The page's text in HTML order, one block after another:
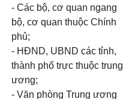
- Các bộ, cơ quan ngang
bộ, cơ quan thuộc Chính
phủ;
- HĐND, UBND các tỉnh,
thành phố trực thuộc trung
ương;
- Văn phòng Trung ương